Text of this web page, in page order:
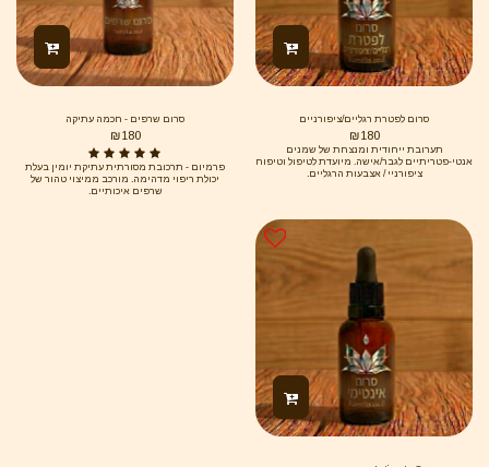
סרום לפטרת רגליים/ציפורניים
₪180
תערובת ייחודית ומנצחת של שמנים
אנטי-פטריתיים לגבר/אישה. מיועדת לטיפול וטיפוח
ציפורניי / אצבעות הרגליים.
סרום שרפים - חכמה עתיקה
₪180
פרמיום - תרכובת מסורתית עתיקת יומין בעלת
יכולת ריפוי מדהימה. מורכב ממיצוי טהור של
שרפים איכותיים.